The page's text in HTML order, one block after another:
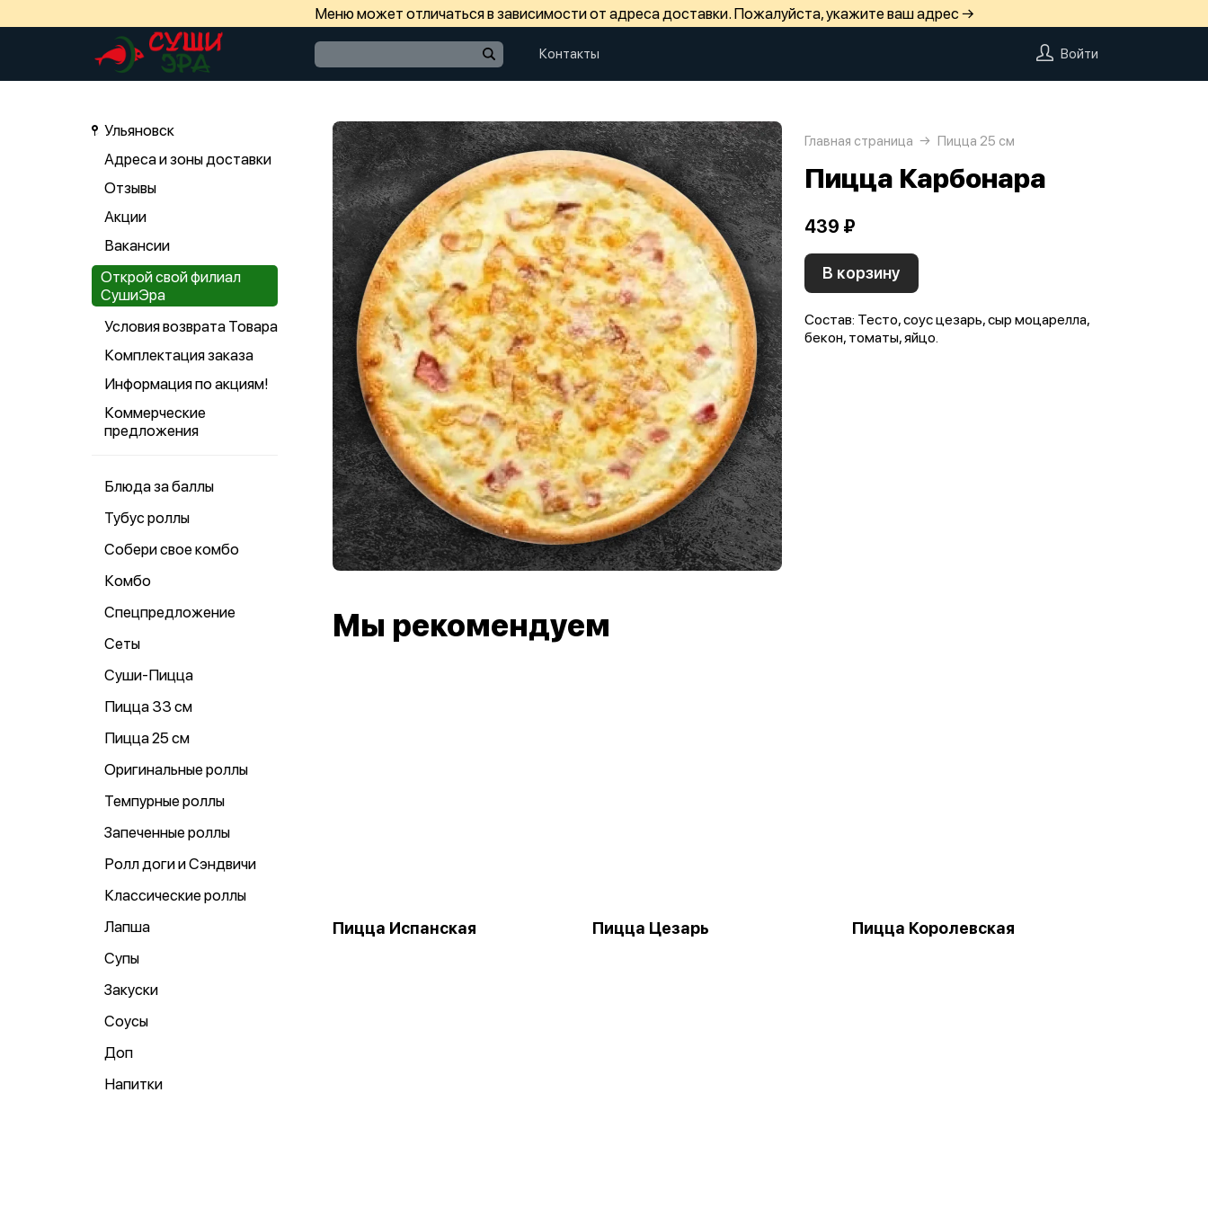
Меню может отличаться в зависимости от адреса доставки. Пожалуйста, укажите ваш адрес →
Контакты Войти
Ульяновск
Адреса и зоны доставки
Отзывы
Акции
Вакансии
Открой свой филиал
СушиЭра
Условия возврата Товара
Комплектация заказа
Информация по акциям!
Коммерческие
предложения
Блюда за баллы
Тубус роллы
Собери свое комбо
Комбо
Спецпредложение
Сеты
Суши-Пицца
Пицца 33 см
Пицца 25 см
Оригинальные роллы
Темпурные роллы
Запеченные роллы
Ролл доги и Сэндвичи
Классические роллы
Лапша
Супы
Закуски
Соусы
Доп
Напитки
Главная страница Пицца 25 см
Пицца Карбонара
439 ₽
В корзину
Состав: Тесто, соус цезарь, сыр моцарелла,
бекон, томаты, яйцо.
Мы рекомендуем
Пицца Испанская Пицца Цезарь Пицца Королевская